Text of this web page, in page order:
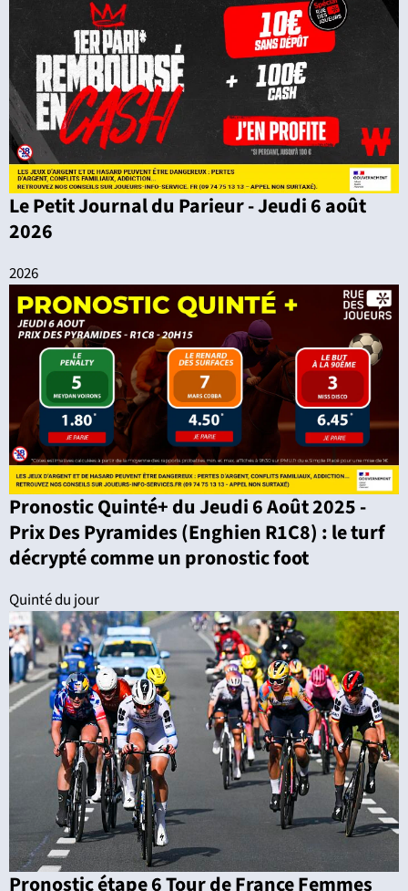
Le Petit Journal du Parieur - Jeudi 6 août
2026
2026
Pronostic Quinté+ du Jeudi 6 Août 2025 -
Prix Des Pyramides (Enghien R1C8) : le turf
décrypté comme un pronostic foot
Quinté du jour
Pronostic étape 6 Tour de France Femmes